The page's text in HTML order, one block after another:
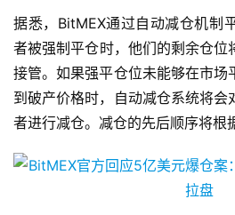
据悉，BitMEX通过自动减仓机制
者被强制平仓时，他们的剩余仓
接管。如果强平仓位未能够在市场
到破产价格时，自动减仓系统将会
者进行减仓。减仓的先后顺序将根